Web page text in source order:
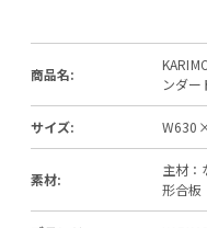
商品名:
ンダー
サイズ:
素材:
主材：
形合板